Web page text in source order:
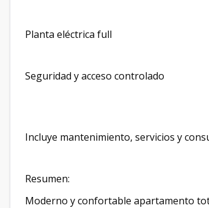
Planta eléctrica full
Seguridad y acceso controlado
Incluye mantenimiento, servicios y
Resumen:
Moderno y confortable apartamento